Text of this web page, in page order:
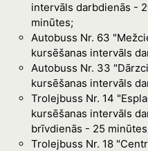
intervāls darbdienās -
minūtes;
Autobuss Nr. 63
kursēšanas intervāls
Autobuss Nr. 33
kursēšanas intervāls
Trolejbuss Nr. 14
kursēšanas intervāls
brīvdienās - 25
Trolejbuss Nr. 18